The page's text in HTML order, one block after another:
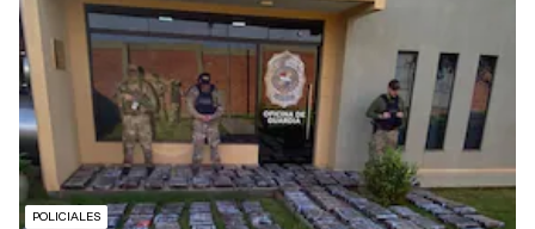
POLICIALES